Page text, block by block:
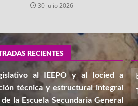
30 julio 2026
RECIENTES
al IEEPO y al Iocied a
técnica y estructural integral
la Escuela Secundaria General